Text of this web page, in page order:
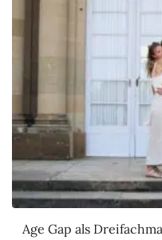
Age Gap als